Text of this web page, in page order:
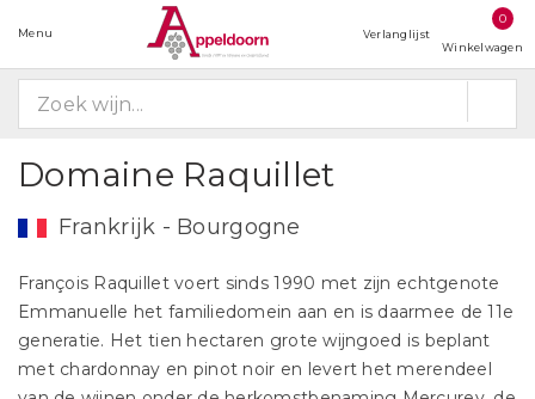
Menu Verlanglijst
0
Winkelwagen
Domaine Raquillet
Frankrijk - Bourgogne
François Raquillet voert sinds 1990 met zijn echtgenote
Emmanuelle het familiedomein aan en is daarmee de 11e
generatie. Het tien hectaren grote wijngoed is beplant
met chardonnay en pinot noir en levert het merendeel